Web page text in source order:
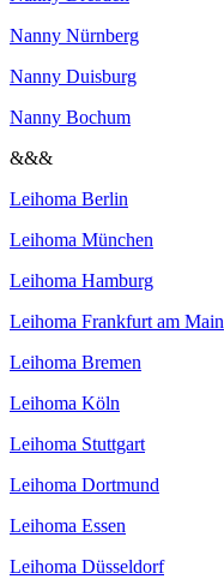
Nanny Nürnberg
Nanny Duisburg
Nanny Bochum
&&&
Leihoma Berlin
Leihoma München
Leihoma Hamburg
Leihoma Frankfurt am Main
Leihoma Bremen
Leihoma Köln
Leihoma Stuttgart
Leihoma Dortmund
Leihoma Essen
Leihoma Düsseldorf